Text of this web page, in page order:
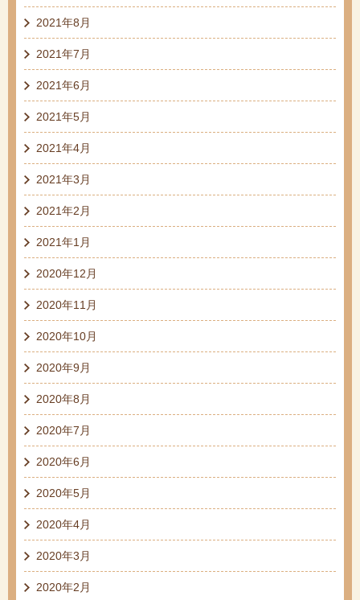
2021年8月
2021年7月
2021年6月
2021年5月
2021年4月
2021年3月
2021年2月
2021年1月
2020年12月
2020年11月
2020年10月
2020年9月
2020年8月
2020年7月
2020年6月
2020年5月
2020年4月
2020年3月
2020年2月